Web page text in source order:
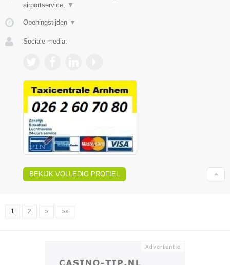
airportservice, ▼
Openingstijden ▼
Sociale media:
BEKIJK VOLLEDIG PROFIEL
1 2 » »»